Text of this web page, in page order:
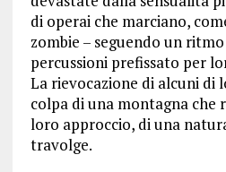
di operai che marciano,
zombie – seguendo un ritmo
percussioni prefissato per
La rievocazione di alcuni di
colpa di una montagna che
loro approccio, di una
travolge.